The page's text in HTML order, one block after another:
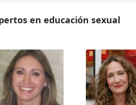
en educación sexual